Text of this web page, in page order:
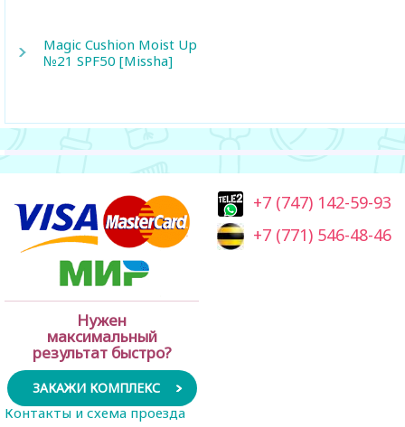
Magic Cushion Moist Up
№21 SPF50 [Missha]
Нужен
максимальный
результат быстро?
ЗАКАЖИ КОМПЛЕКС
+7 (747) 142-59-93
+7 (771) 546-48-46
Контакты и схема проезда